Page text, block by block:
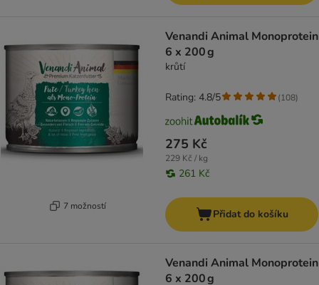
7 možností
Venandi Animal Monoprotein
6 x 200 g
krůtí
275 Kč
229 Kč / kg
261 Kč
Rating: 4.8/5 (108)
Přidat do košíku
Venandi Animal Monoprotein
6 x 200 g